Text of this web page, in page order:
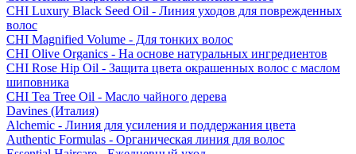
CHI Luxury Black Seed Oil - Линия уходов для поврежденных
волос
CHI Magnified Volume - Для тонких волос
CHI Olive Organics - На основе натуральных ингредиентов
CHI Rose Hip Oil - Защита цвета окрашенных волос с маслом
шиповника
CHI Tea Tree Oil - Масло чайного дерева
Davines (Италия)
Alchemic - Линия для усиления и поддержания цвета
Authentic Formulas - Органическая линия для волос